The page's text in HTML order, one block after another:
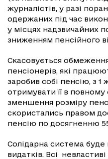
журналістів, у разі
одержаних під час
у місцях надзвичайних
зниженням пенсійного
Скасовується
пенсіонерів, які
заробив собі пенсію, з 1
отримувати її в повному
зменшення розміру
скористались правом
пенсію по досягненню
Солідарна система
видатків. Всі